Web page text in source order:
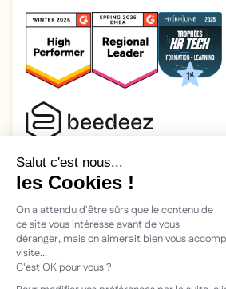
2026 Beedeez. Tous droits réservés.
Mentions légales
Beedeez, c’est une start-up fondée en
d’apprentissage : Morgan, Rémi,
vision simple : faciliter l'apprentissage et
connaissances.